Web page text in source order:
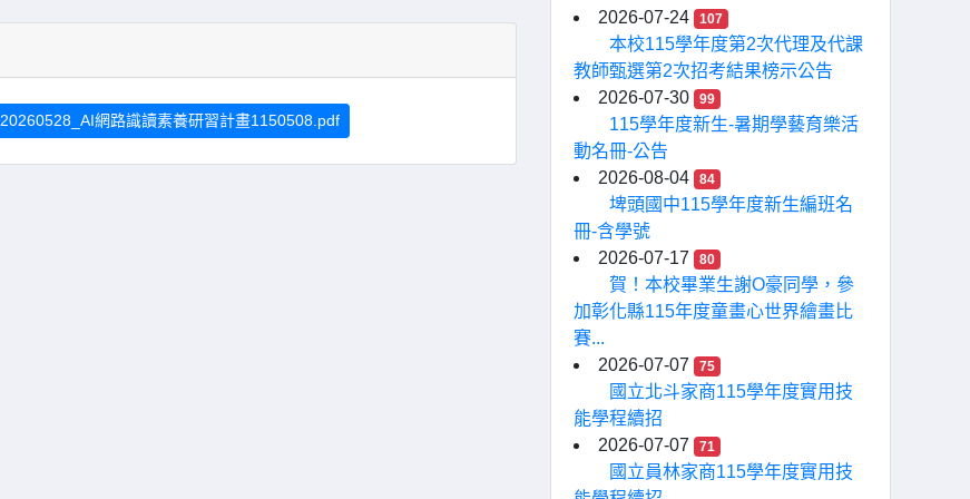
20260528_AI網路識讀素養研習計畫1150508.pdf
2026-07-24 107
本校115學年度第2次代理及代課
教師甄選第2次招考結果榜示公告
2026-07-30
99
115學年度新生-暑期學藝育樂活
動名冊-公告
2026-08-04
84
埤頭國中115學年度新生編班名
冊-含學號
2026-07-17
80
賀！本校畢業生謝O豪同學，參
加彰化縣115年度童畫心世界繪畫比
賽...
2026-07-07
75
國立北斗家商115學年度實用技
能學程續招
2026-07-07
71
國立員林家商115學年度實用技